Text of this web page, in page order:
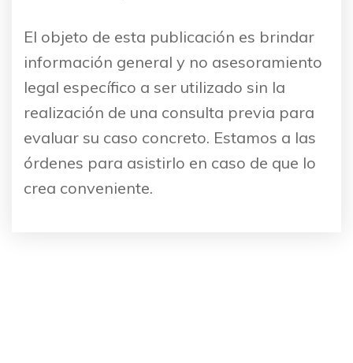
El objeto de esta publicación es brindar
información general y no asesoramiento
legal específico a ser utilizado sin la
realización de una consulta previa para
evaluar su caso concreto. Estamos a las
órdenes para asistirlo en caso de que lo
crea conveniente.